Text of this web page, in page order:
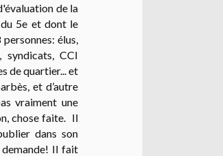
de la
5e et dont le
élus,
syndicats, CCI
de quartier... et
et d’autre
vraiment une
chose faite. Il
dans son
demande! Il fait